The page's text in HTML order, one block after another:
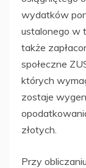
wydatków
ustalonego w
także
społeczne
których
zostaje
złotych.
Przy